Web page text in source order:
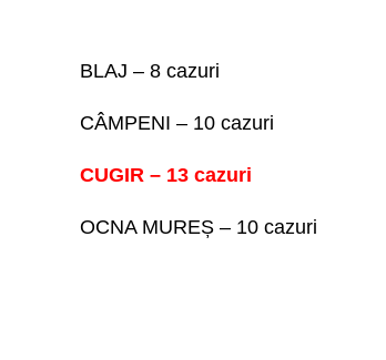
BLAJ – 8 cazuri
CÂMPENI – 10 cazuri
CUGIR – 13 cazuri
OCNA MUREȘ – 10 cazuri